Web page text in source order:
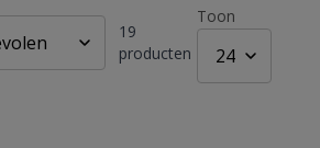
19
producten
Toon